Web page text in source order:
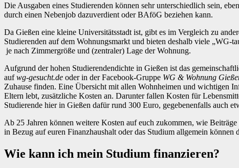
Die Ausgaben eines Studierenden können sehr unterschiedlich sein, ebenso die Finanzierung des Studiums. Sie hängt davon ab, ob es finanzielle Unterstützung seitens der Eltern/ Familie gibt, man sich etwas
durch einen Nebenjob dazuverdient oder BAföG beziehen kann.
Da Gießen eine kleine Universitätsstadt ist, gibt es im Vergleich zu
Studierenden auf dem Wohnungsmarkt und bieten deshalb viele
je nach Zimmergröße und (zentraler) Lage der Wohnung.
Aufgrund der hohen Studierendendichte in Gießen ist das
aufwg-gesucht.de oder in der Facebook-Gruppe WG & Wohnung
Zuhause finden. Eine Übersicht mit allen Wohnheimen und wichtigen
Eltern lebt, zusätzliche Kosten an. Darunter fallen Kosten für
Studierende hier in Gießen dafür rund 300 Euro, gegebenenfalls auch
Ab 25 Jahren können weitere Kosten auf euch zukommen, wie
in Bezug auf euren Finanzhaushalt oder das Studium allgemein können
Wie kann ich mein Studium finanzieren?